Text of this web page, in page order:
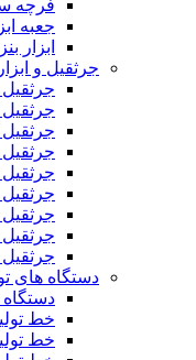
فرچه
جعبه
ابزار
جرثقیل و
جرثقیل
جرثقیل
جرثقیل
دستگاه های
خط
خط